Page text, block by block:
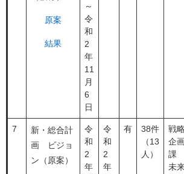
原案
結果
～
令
和
2
年
11
月
6
日
7
新・総合計
画 ビジョ
ン（原案）
令
和
2
年
令
和
2
年
有
38件
（13
人）
戦
企
課
未